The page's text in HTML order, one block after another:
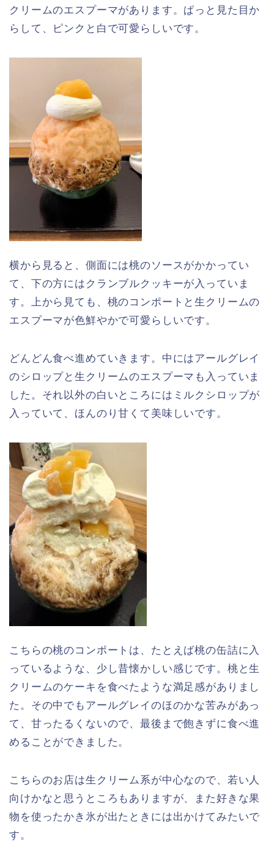
クリームのエスプーマがあります。ぱっと見た目か
らして、ピンクと白で可愛らしいです。
横から見ると、側面には桃のソースがかかってい
て、下の方にはクランブルクッキーが入っていま
す。上から見ても、桃のコンポートと生クリームの
エスプーマが色鮮やかで可愛らしいです。
どんどん食べ進めていきます。中にはアールグレイ
のシロップと生クリームのエスプーマも入っていま
した。それ以外の白いところにはミルクシロップが
入っていて、ほんのり甘くて美味しいです。
こちらの桃のコンポートは、たとえば桃の缶詰に入
っているような、少し昔懐かしい感じです。桃と生
クリームのケーキを食べたような満足感がありまし
た。その中でもアールグレイのほのかな苦みがあっ
て、甘ったるくないので、最後まで飽きずに食べ進
めることができました。
こちらのお店は生クリーム系が中心なので、若い人
向けかなと思うところもありますが、また好きな果
物を使ったかき氷が出たときには出かけてみたいで
す。